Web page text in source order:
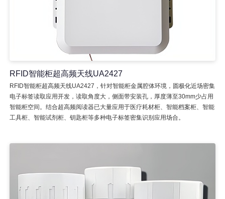
RFID智能柜超高频天线UA2427
RFID智能柜超高频天线UA2427，针对智能柜金属腔体环境，圆极化近场密集
电子标签读取应用开发，读取角度大，侧面带安装孔，厚度薄至30mm少占用
智能柜空间。结合超高频阅读器已大量应用于医疗耗材柜、智能档案柜、智能
工具柜、智能试剂柜、钥匙柜等多种电子标签密集识别应用场合。